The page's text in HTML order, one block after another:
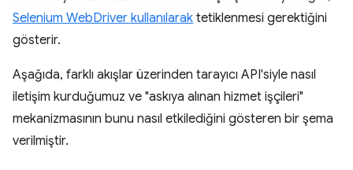
Selenium WebDriver kullanılarak tetiklenmesi gerektiğini
gösterir.
Aşağıda, farklı akışlar üzerinden tarayıcı API'siyle nasıl
iletişim kurduğumuz ve "askıya alınan hizmet işçileri"
mekanizmasının bunu nasıl etkilediğini gösteren bir şema
verilmiştir.